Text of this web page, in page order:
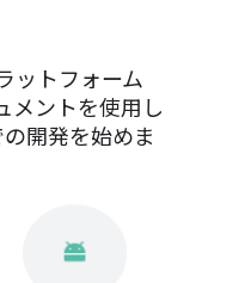
ットフォーム
メントを使用し
開発を始めま